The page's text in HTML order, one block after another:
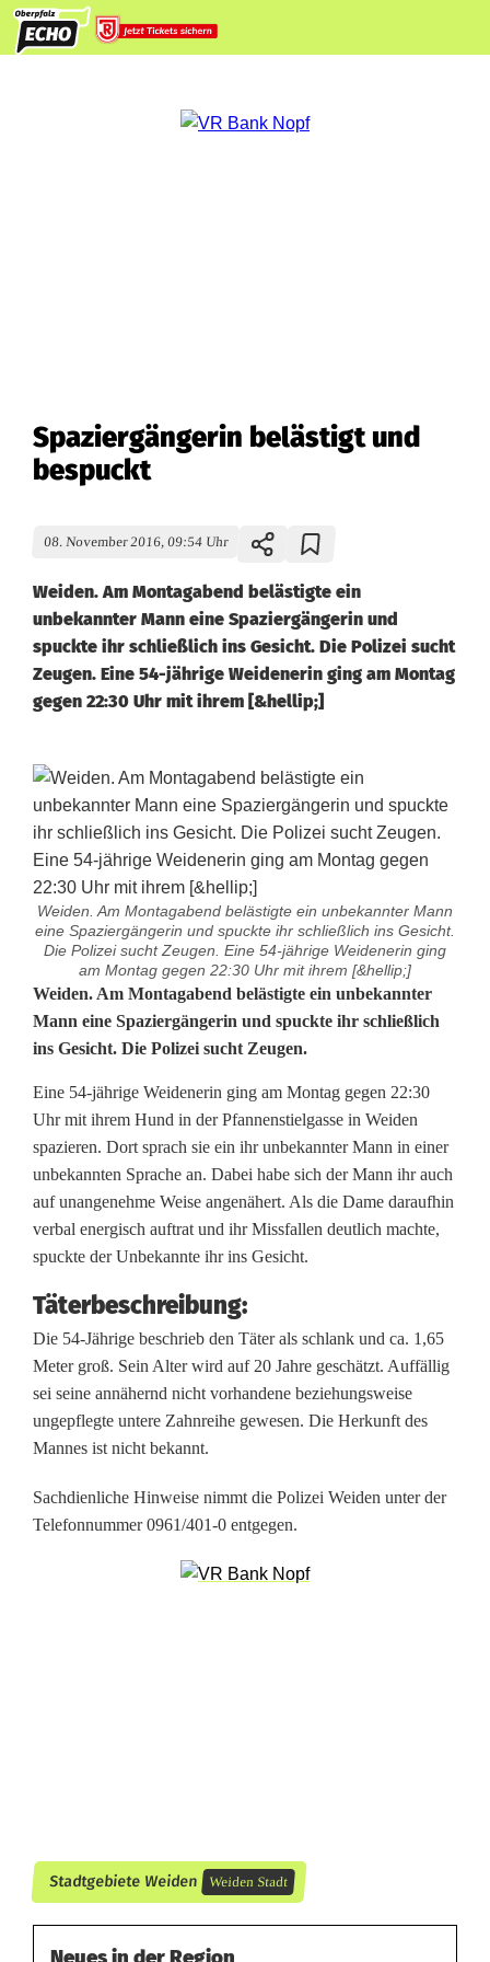
Spaziergängerin belästigt und
bespuckt
08. November 2016, 09:54 Uhr
Weiden. Am Montagabend belästigte ein
unbekannter Mann eine Spaziergängerin und
spuckte ihr schließlich ins Gesicht. Die Polizei sucht
Zeugen. Eine 54-jährige Weidenerin ging am Montag
gegen 22:30 Uhr mit ihrem [&hellip;]
Weiden. Am Montagabend belästigte ein unbekannter Mann
eine Spaziergängerin und spuckte ihr schließlich ins Gesicht.
Die Polizei sucht Zeugen. Eine 54-jährige Weidenerin ging
am Montag gegen 22:30 Uhr mit ihrem [&hellip;]
S
p
a
z
i
e
r
g
ä
n
g
e
r
i
i
Weiden. Am Montagabend belästigte ein unbekannter
Mann eine Spaziergängerin und spuckte ihr schließlich
ins Gesicht. Die Polizei sucht Zeugen.
Eine 54-jährige Weidenerin ging am Montag gegen 22:30
Uhr mit ihrem Hund in der Pfannenstielgasse in Weiden
spazieren. Dort sprach sie ein ihr unbekannter Mann in einer
unbekannten Sprache an. Dabei habe sich der Mann ihr auch
auf unangenehme Weise angenähert. Als die Dame daraufhin
verbal energisch auftrat und ihr Missfallen deutlich machte,
spuckte der Unbekannte ihr ins Gesicht.
Täterbeschreibung:
Die 54-Jährige beschrieb den Täter als schlank und ca. 1,65
Meter groß. Sein Alter wird auf 20 Jahre geschätzt. Auffällig
sei seine annähernd nicht vorhandene beziehungsweise
ungepflegte untere Zahnreihe gewesen. Die Herkunft des
Mannes ist nicht bekannt.
Sachdienliche Hinweise nimmt die Polizei Weiden unter der
Telefonnummer 0961/401-0 entgegen.
Stadtgebiete Weiden Weiden Stadt